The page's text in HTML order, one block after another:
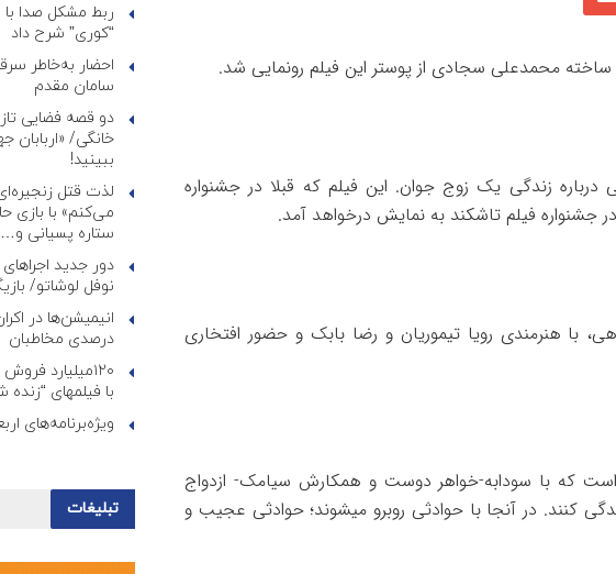
ساخته محمدعلی سجادی از پوستر این فیلم رونمایی شد.
درباره زندگی یک زوج جوان. این فیلم که قبلا در جشنواره
در جشنواره فیلم تاشکند به نمایش درخواهد آمد.
با هنرمندی رویا تیموریان و رضا بابک و حضور افتخاری
است که با سودابه-خواهر دوست و همکارش سیامک- ازدواج
کنند. در آنجا با حوادثی روبرو میشوند؛ حوادثی عجیب و
ربط مشکل صدا با
“کوری” شرح داد
احضار به‌خاطر
سامان مقدم
دو قصه فضایی
خانگی/ «اربابان
ببینید!
لذت قتل
می‌کنم» با بازی
ستاره پسیانی
دور جدید
نوفل لوشاتو/
درصدی مخاطبان
با فیلمهای
ویژه‌برنامه‌های
تبلیغات